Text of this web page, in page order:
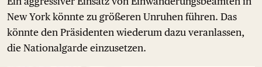
New York könnte zu größeren Unruhen führen. Das
könnte den Präsidenten wiederum dazu veranlassen,
die Nationalgarde einzusetzen.